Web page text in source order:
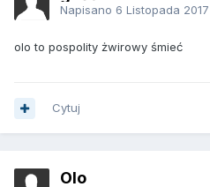
Napisano 6 Listopada 2017
olo to pospolity żwirowy śmieć
Cytuj
Olo